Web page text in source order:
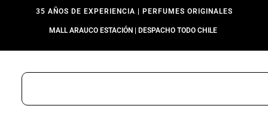
35 AÑOS DE EXPERIENCIA | PERFUMES ORIGINALES
MALL ARAUCO ESTACIÓN | DESPACHO TODO CHILE